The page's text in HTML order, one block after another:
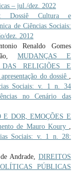
– jul./dez. 2022
Dossiê Cultura e
de Ciências Sociais:
dez. 2012
Renaldo Gomes
MUDANÇAS E
DAS RELIGIÕES E
do dossiê
Sociais: v. 1 n. 34
no Cenário das
E DOR, EMOÇÕES E
de Mauro Koury
Sociais: v. 1 n. 28:
Andrade,DIREITOS
PÚBLICAS